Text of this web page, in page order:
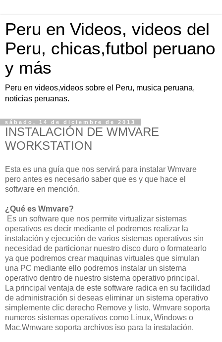
Peru en Videos, videos del
Peru, chicas,futbol peruano
y más
Peru en videos,videos sobre el Peru, musica peruana,
noticias peruanas.
sábado, 14 de diciembre de 2013
INSTALACIÓN DE WMVARE
WORKSTATION
Esta es una guía que nos servirá para instalar Wmvare
pero antes es necesario saber que es y que hace el
software en mención.
¿Qué es Wmvare?
Es un software que nos permite virtualizar sistemas
operativos es decir mediante el podremos realizar la
instalación y ejecución de varios sistemas operativos sin
necesidad de particionar nuestro disco duro o formatearlo
ya que podremos crear maquinas virtuales que simulan
una PC mediante ello podremos instalar un sistema
operativo dentro de nuestro sistema operativo principal.
La principal ventaja de este software radica en su facilidad
de administración si deseas eliminar un sistema operativo
simplemente clic derecho Remove y listo, Wmvare soporta
numeros sistemas operativos como Linux, Windows o
Mac.Wmware soporta archivos iso para la instalación.